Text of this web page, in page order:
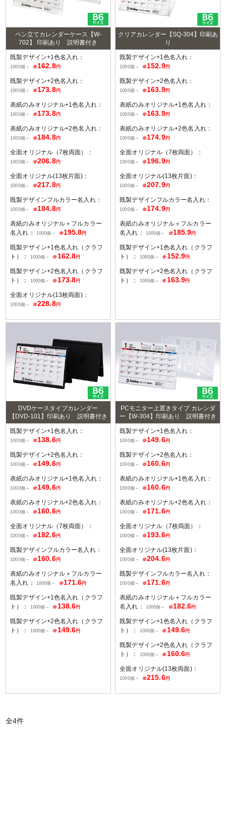
ペン立てカレンダーケース【W-
702】 印刷あり 説明書付き
既製デザイン+1色名入れ：
1000個～ ＠162.8円
既製デザイン+2色名入れ：
1000個～ ＠173.8円
表紙のみオリジナル+1色名入れ：
1000個～ ＠173.8円
表紙のみオリジナル+2色名入れ：
1000個～ ＠184.8円
全面オリジナル（7枚両面）：
1000個～ ＠206.8円
全面オリジナル(13枚片面)：
1000個～ ＠217.8円
既製デザインフルカラー名入れ：
1000個～ ＠184.8円
表紙のみオリジナル＋フルカラー
名入れ：
1000個～ ＠195.8 円
既製デザイン+1色名入れ（クラフ
ト）：
1000個～ ＠ 162.8 円
既製デザイン+2色名入れ（クラフ
ト）：
1000個～ ＠ 173.8 円
全面オリジナル(13枚両面)：
1000個～ ＠228.8円
クリアカレンダー【SQ-304】印刷あ
り
既製デザイン+1色名入れ：
1000個～ ＠152.9円
既製デザイン+2色名入れ：
1000個～ ＠163.9円
表紙のみオリジナル+1色名入れ：
1000個～ ＠163.9円
表紙のみオリジナル+2色名入れ：
1000個～ ＠174.9円
全面オリジナル（7枚両面）：
1000個～ ＠196.9円
全面オリジナル(13枚片面)：
1000個～ ＠207.9円
既製デザインフルカラー名入れ：
1000個～ ＠174.9円
表紙のみオリジナル＋フルカラー
名入れ：
1000個～ ＠185.9 円
既製デザイン+1色名入れ（クラフ
ト）：
1000個～ ＠ 152.9 円
既製デザイン+2色名入れ（クラフ
ト）：
1000個～ ＠ 163.9 円
DVDケースタイプカレンダー
【DVD-101】印刷あり 説明書付き
既製デザイン+1色名入れ：
1000個～ ＠138.6円
既製デザイン+2色名入れ：
1000個～ ＠149.6円
表紙のみオリジナル+1色名入れ：
1000個～ ＠149.6円
表紙のみオリジナル+2色名入れ：
1000個～ ＠160.6円
全面オリジナル（7枚両面）：
1000個～ ＠182.6円
既製デザインフルカラー名入れ：
1000個～ ＠160.6円
表紙のみオリジナル＋フルカラー
名入れ：
1000個～ ＠ 171.6 円
既製デザイン+1色名入れ（クラフ
ト）：
1000個～ ＠ 138.6 円
既製デザイン+2色名入れ（クラフ
ト）：
1000個～ ＠ 149.6 円
PCモニター上置きタイプ カレンダ
ー【W-304】印刷あり 説明書付き
既製デザイン+1色名入れ：
1000個～ ＠149.6円
既製デザイン+2色名入れ：
1000個～ ＠160.6円
表紙のみオリジナル+1色名入れ：
1000個～ ＠160.6円
表紙のみオリジナル+2色名入れ：
1000個～ ＠171.6円
全面オリジナル（7枚両面）：
1000個～ ＠193.6円
全面オリジナル(13枚片面)：
1000個～ ＠204.6円
既製デザインフルカラー名入れ：
1000個～ ＠171.6円
表紙のみオリジナル＋フルカラー
名入れ：
1000個～ ＠ 182.6 円
既製デザイン+1色名入れ（クラフ
ト）：
1000個～ ＠ 149.6 円
既製デザイン+2色名入れ（クラフ
ト）：
1000個～ ＠ 160.6 円
全面オリジナル(13枚両面)：
1000個～ ＠215.6円
全4件